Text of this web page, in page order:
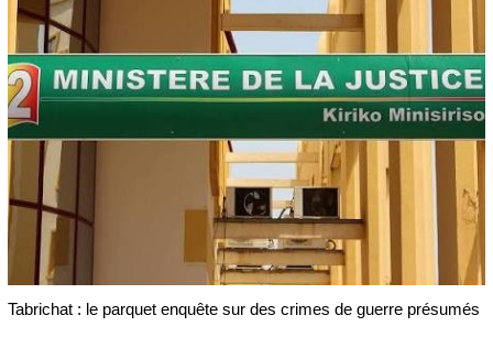
Tabrichat : le parquet enquête sur des crimes de guerre présumés